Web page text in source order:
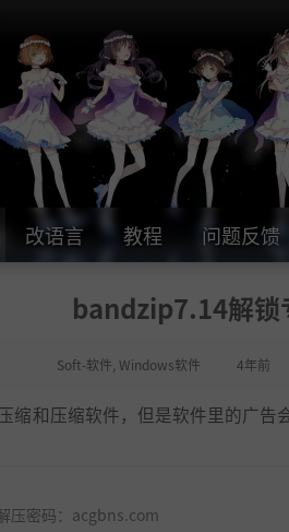
改语言 教程 问题反馈
bandzip7.14解锁
Soft-软件 Windows软件 4年前
缩和压缩软件，但是软件里的广告
压密码： acgbns.com